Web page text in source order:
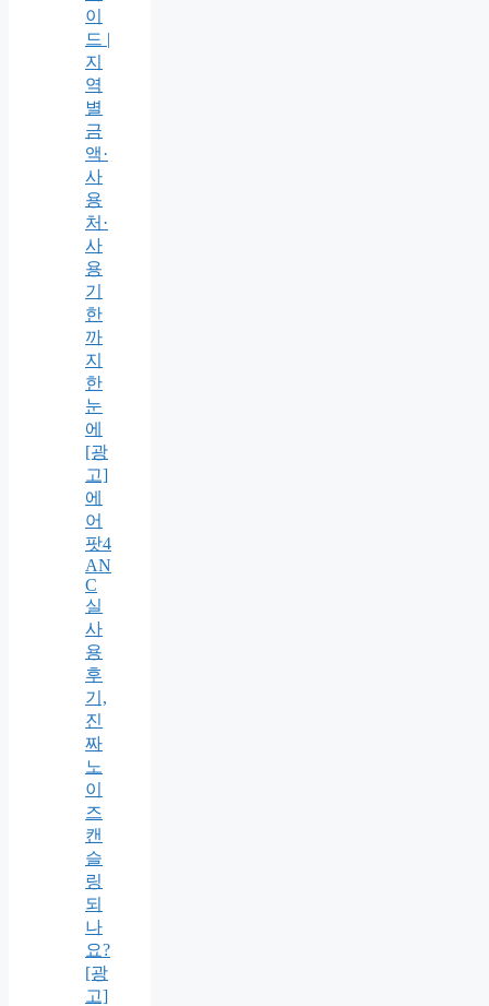
이
드 |
지
역
별
금
액·
사
용
처·
사
용
기
한
까
지
한
눈
에
[광
고]
에
어
팟4
AN
C
실
사
용
후
기,
진
짜
노
이
즈
캔
슬
링
되
나
요?
[광
고]